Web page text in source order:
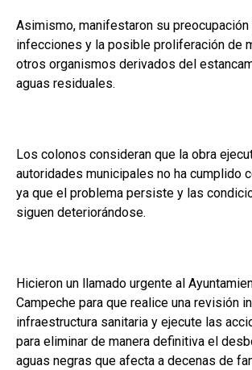
Asimismo, manifestaron su
infecciones y la posible proliferación de
otros organismos derivados del
aguas residuales.
Los colonos consideran que la obra
autoridades municipales no ha cumplido
ya que el problema persiste y las
siguen deteriorándose.
Hicieron un llamado urgente al
Campeche para que realice una revisión
infraestructura sanitaria y ejecute las
para eliminar de manera definitiva el
aguas negras que afecta a decenas de